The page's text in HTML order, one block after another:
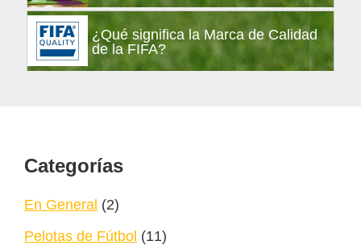
¿Qué significa la Marca de Calidad
de la FIFA?
Footer
Categorías
En General (2)
Pelotas de Fútbol (11)